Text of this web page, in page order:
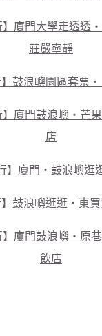
】廈門大學走透透
莊嚴寧靜
】鼓浪嶼園區套票
】廈門鼓浪嶼‧芒
店
】廈門‧鼓浪嶼逛
鼓浪嶼逛逛‧東
】廈門鼓浪嶼‧原
飲店